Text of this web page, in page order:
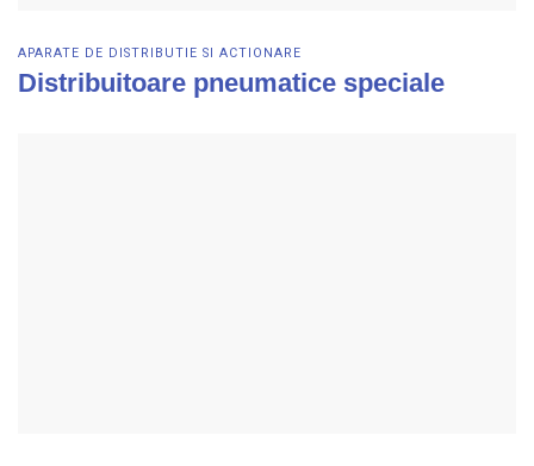
APARATE DE DISTRIBUTIE SI ACTIONARE
Distribuitoare pneumatice speciale